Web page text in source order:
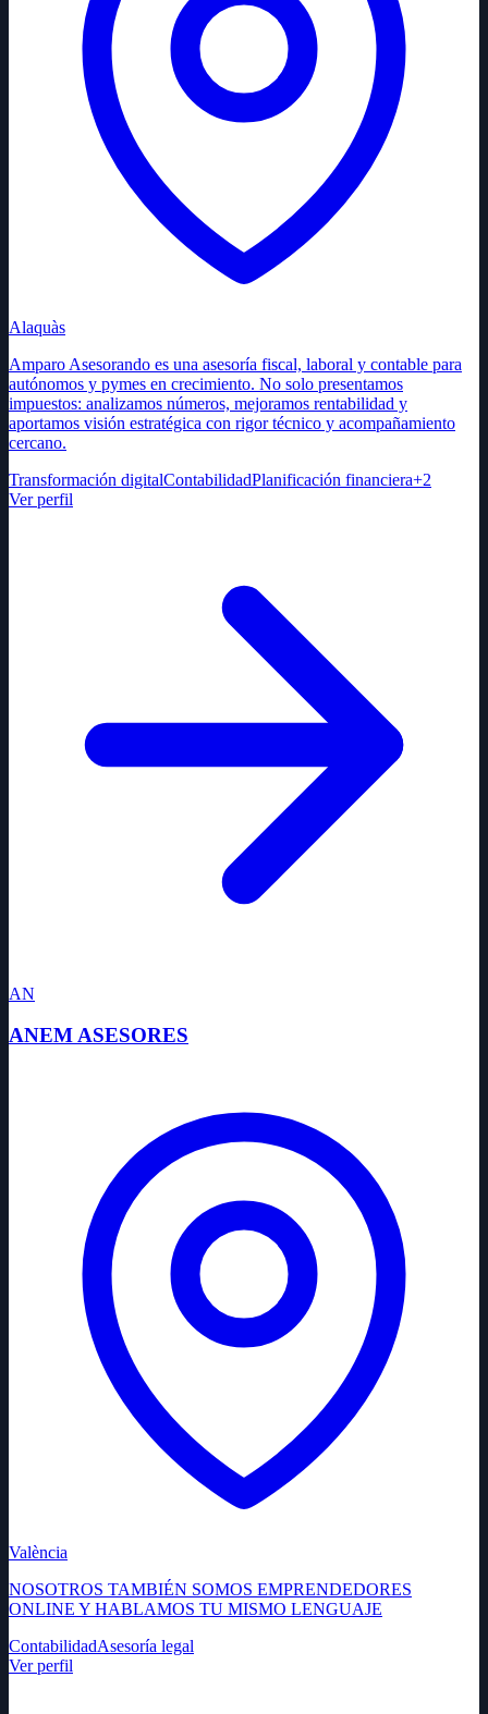
Alaquàs
Amparo Asesorando es una asesoría fiscal, laboral y contable para
autónomos y pymes en crecimiento. No solo presentamos
impuestos: analizamos números, mejoramos rentabilidad y
aportamos visión estratégica con rigor técnico y acompañamiento
cercano.
Transformación digitalContabilidadPlanificación financiera+2
Ver perfil
AN
ANEM ASESORES
València
NOSOTROS TAMBIÉN SOMOS EMPRENDEDORES
ONLINE Y HABLAMOS TU MISMO LENGUAJE​​
ContabilidadAsesoría legal
Ver perfil